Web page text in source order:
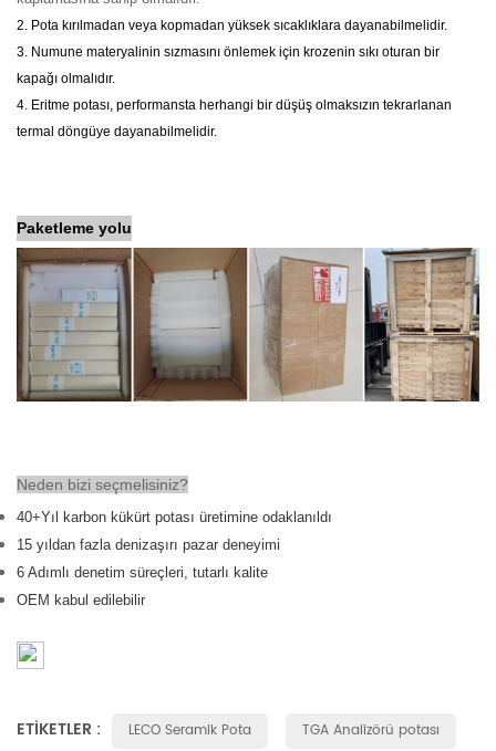
2. Pota kırılmadan veya kopmadan yüksek sıcaklıklara dayanabilmelidir.
3. Numune materyalinin sızmasını önlemek için krozenin sıkı oturan bir
kapağı olmalıdır.
4. Eritme potası, performansta herhangi bir düşüş olmaksızın tekrarlanan
termal döngüye dayanabilmelidir.
Paketleme yolu
Neden bizi seçmelisiniz?
40+Yıl
karbon kükürt potası üretimine odaklanıldı
15 yıldan fazla denizaşırı pazar deneyimi
6 Adımlı denetim süreçleri, tutarlı kalite
OEM kabul edilebilir
ETIKETLER : LECO Seramik Pota
TGA Analizörü potası